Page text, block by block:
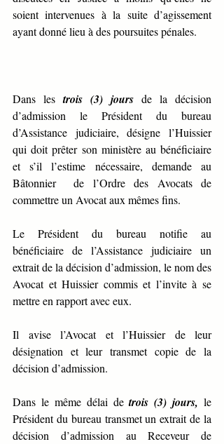
soient intervenues à la suite d’agissement
ayant donné lieu à des poursuites pénales.
Dans les trois (3) jours de la décision
d’admission le Président du bureau
d’Assistance judiciaire, désigne l’Huissier
qui doit prêter son ministère au bénéficiaire
et s’il l’estime nécessaire, demande au
Bâtonnier  de l’Ordre des Avocats de
commettre un Avocat aux mêmes fins.
Le Président du bureau notifie au
bénéficiaire de l’Assistance judiciaire un
extrait de la décision d’admission, le nom des
Avocat et Huissier commis et l’invite à se
mettre en rapport avec eux.
Il avise l’Avocat et l’Huissier de leur
désignation et leur transmet copie de la
décision d’admission.
Dans le même délai de trois (3) jours, le
Président du bureau transmet un extrait de la
décision d’admission au Receveur de